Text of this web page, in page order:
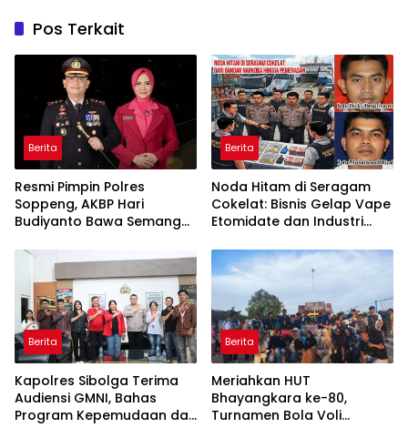
Pos Terkait
Berita
Resmi Pimpin Polres
Soppeng, AKBP Hari
Budiyanto Bawa Semangat
Pelayanan Humanis
Berita
Noda Hitam di Seragam
Cokelat: Bisnis Gelap Vape
Etomidate dan Industri
Kepolisian
Berita
Kapolres Sibolga Terima
Audiensi GMNI, Bahas
Program Kepemudaan dan
Berita
Meriahkan HUT
Bhayangkara ke-80,
Turnamen Bola Voli